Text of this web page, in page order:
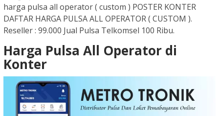
harga pulsa all operator ( custom ) POSTER KONTER
DAFTAR HARGA PULSA ALL OPERATOR ( CUSTOM ).
Reseller : 99.000 Jual Pulsa Telkomsel 100 Ribu.
Harga Pulsa All Operator di
Konter